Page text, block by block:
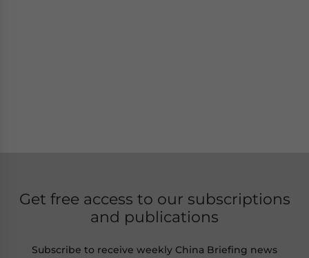
Get free access to our subscriptions
and publications
Subscribe to receive weekly China Briefing news